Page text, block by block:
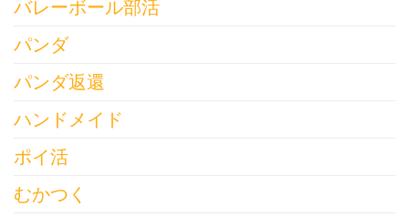
バレーボール部活
パンダ
パンダ返還
ハンドメイド
ポイ活
むかつく